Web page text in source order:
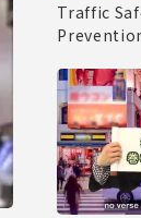
Traffic